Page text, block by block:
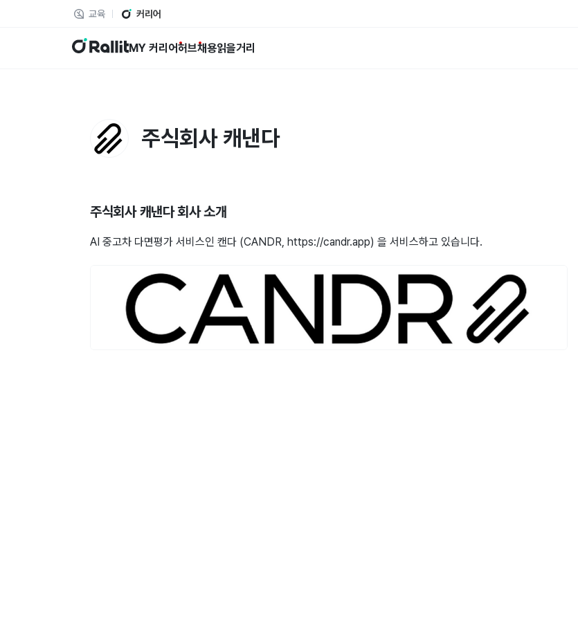
교육 커리어
랠릿 MY 커리어허브채용읽을거리
주식회사 캐낸다
주식회사 캐낸다회사 소개
AI 중고차 다면평가 서비스인 캔다 (CANDR, https://candr.app) 을 서비스하고 있습니다.